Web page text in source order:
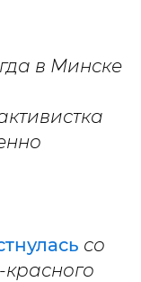
в Минске
со